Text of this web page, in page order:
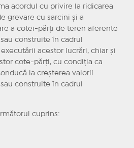
acordul cu privire la ridicarea
grevare cu sarcini și a
a cotei-părți de teren aferente
construite în cadrul
acestor lucrări, chiar și
cote-părți, cu condiția ca
la creșterea valorii
construite în cadrul
cuprins: